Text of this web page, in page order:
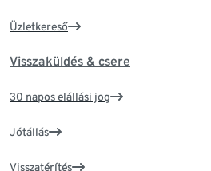
Üzletkereső
Visszaküldés & csere
30 napos elállási jog
Jótállás
Visszatérítés